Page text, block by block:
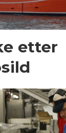
etter